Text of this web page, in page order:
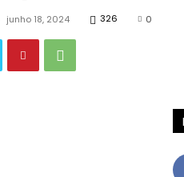
junho 18, 2024 326 0